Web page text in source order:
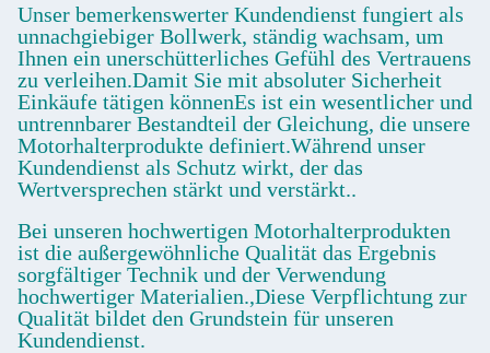
Unser bemerkenswerter Kundendienst fungiert als
unnachgiebiger Bollwerk, ständig wachsam, um
Ihnen ein unerschütterliches Gefühl des Vertrauens
zu verleihen.Damit Sie mit absoluter Sicherheit
Einkäufe tätigen könnenEs ist ein wesentlicher und
untrennbarer Bestandteil der Gleichung, die unsere
Motorhalterprodukte definiert.Während unser
Kundendienst als Schutz wirkt, der das
Wertversprechen stärkt und verstärkt..
Bei unseren hochwertigen Motorhalterprodukten
ist die außergewöhnliche Qualität das Ergebnis
sorgfältiger Technik und der Verwendung
hochwertiger Materialien.,Diese Verpflichtung zur
Qualität bildet den Grundstein für unseren
Kundendienst.